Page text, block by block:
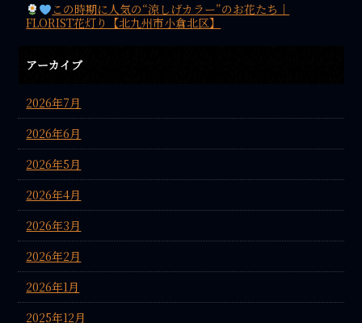
この時期に人気の“涼しげカラー”のお花たち｜
FLORIST花灯り【北九州市小倉北区】
アーカイブ
2026年7月
2026年6月
2026年5月
2026年4月
2026年3月
2026年2月
2026年1月
2025年12月